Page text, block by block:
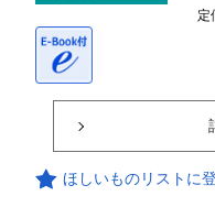
ほしいものリストに